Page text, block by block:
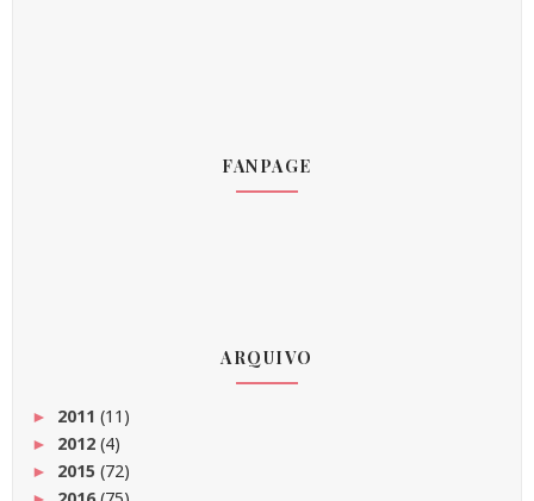
FANPAGE
ARQUIVO
► 2011 (11)
► 2012 (4)
► 2015 (72)